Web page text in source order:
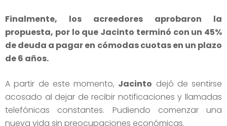
Finalmente, los acreedores aprobaron la
propuesta, por lo que Jacinto terminó con un 45%
de deuda a pagar en cómodas cuotas en un plazo
de 6 años.
A partir de este momento, Jacinto dejó de sentirse
acosado al dejar de recibir notificaciones y llamadas
telefónicas constantes. Pudiendo comenzar una
nueva vida sin preocupaciones económicas.